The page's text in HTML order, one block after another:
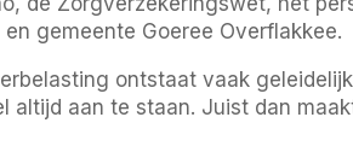
gemeente Goeree Overflakkee.
ontstaat vaak
aan te staan. Juist dan